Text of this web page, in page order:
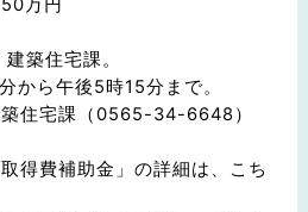
万円
築住宅課。
から午後5時15分まで。
住宅課（0565-34-6648）
得費補助金」の詳細は、こち